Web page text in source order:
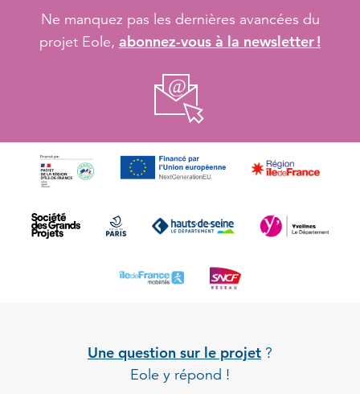
Ne manquez pas les dernières avancées du
projet Eole, abonnez-vous à la newsletter !
Une question sur le projet ?
Eole y répond !